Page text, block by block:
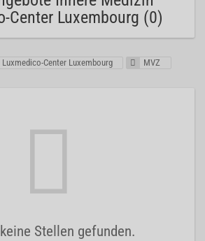
Center Luxembourg (0)
Luxmedico-Center Luxembourg MVZ
Stellen gefunden.